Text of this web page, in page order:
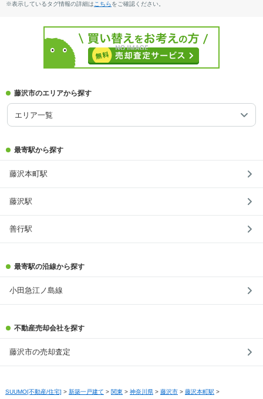
※表示しているタグ情報の詳細は こちらをご確認ください。
藤沢市のエリアから探す
エリア一覧
最寄駅から探す
藤沢本町駅
藤沢駅
善行駅
最寄駅の沿線から探す
小田急江ノ島線
不動産売却会社を探す
藤沢市の売却査定
SUUMO[不動産/住宅] > 新築一戸建て > 関東 > 神奈川県 > 藤沢市 > 藤沢本町駅 >